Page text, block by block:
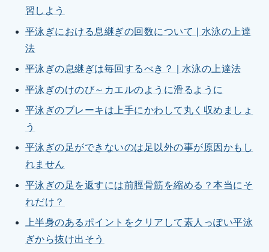
習しよう
平泳ぎにおける息継ぎの回数について | 水泳の上達
法
平泳ぎの息継ぎは毎回するべき？ | 水泳の上達法
平泳ぎのけのび～カエルのように滑るように
平泳ぎのブレーキは上手にかわして丸く収めましょ
う
平泳ぎの足ができないのは足以外の事が原因かもし
れません
平泳ぎの足を返すには前脛骨筋を縮める？本当にそ
れだけ？
上半身のあるポイントをクリアして素人っぽい平泳
ぎから抜け出そう